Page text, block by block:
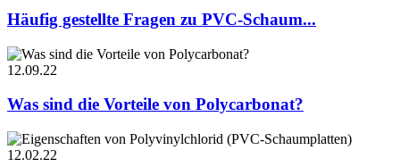
Häufig gestellte Fragen zu PVC-Schaum...
12.09.22
Was sind die Vorteile von Polycarbonat?
12.02.22